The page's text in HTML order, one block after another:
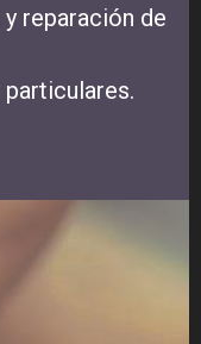
reparación de